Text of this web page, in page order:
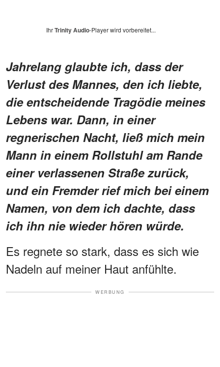
IhrTrinity Audio-Player wird vorbereitet...
Jahrelang glaubte ich, dass der
Verlust des Mannes, den ich liebte,
die entscheidende Tragödie meines
Lebens war. Dann, in einer
regnerischen Nacht, ließ mich mein
Mann in einem Rollstuhl am Rande
einer verlassenen Straße zurück,
und ein Fremder rief mich bei einem
Namen, von dem ich dachte, dass
ich ihn nie wieder hören würde.
Es regnete so stark, dass es sich wie
Nadeln auf meiner Haut anfühlte.
WERBUNG